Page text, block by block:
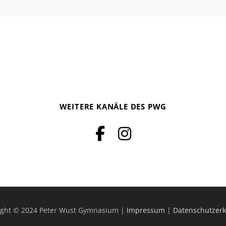
WEITERE KANÄLE DES PWG
© 2024 Peter Wust Gymnasium | Impressum |